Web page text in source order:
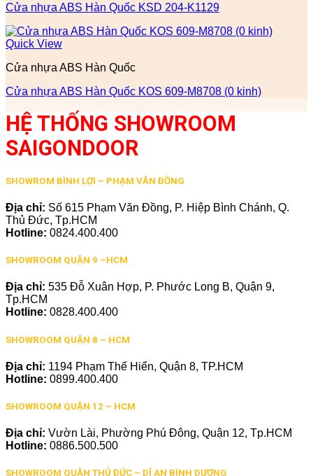
Cửa nhựa ABS Hàn Quốc KSD 204-K1129
Quick View
Cửa nhựa ABS Hàn Quốc
Cửa nhựa ABS Hàn Quốc KOS 609-M8708 (0 kinh)
HỆ THỐNG SHOWROOM
SAIGONDOOR
SHOWROM BÌNH LỢI – PHẠM VĂN ĐỒNG
Địa chỉ: Số 615 Phạm Văn Đồng, P. Hiệp Bình Chánh, Q.
Thủ Đức, Tp.HCM
Hotline: 0824.400.400
SHOWROOM QUẬN 9 –HCM
Địa chỉ: 535 Đỗ Xuân Hợp, P. Phước Long B, Quận 9,
Tp.HCM
Hotline: 0828.400.400
SHOWROOM QUẬN 8 – HCM
Địa chỉ: 1194 Phạm Thế Hiển, Quận 8, TP.HCM
Hotline: 0899.400.400
SHOWROOM QUẬN 12 – HCM
Địa chỉ: Vườn Lài, Phường Phú Đông, Quận 12, Tp.HCM
Hotline: 0886.500.500
SHOWROOM QUẬN THỦ ĐỨC – DĨ AN BÌNH DƯƠNG